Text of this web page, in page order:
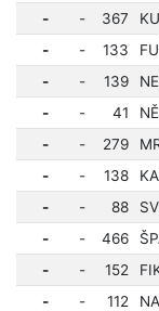
-
- 367
-
- 133
-
- 139
-
- 41
-
- 279
-
- 138
-
- 88
-
- 466
-
- 152
-
- 112